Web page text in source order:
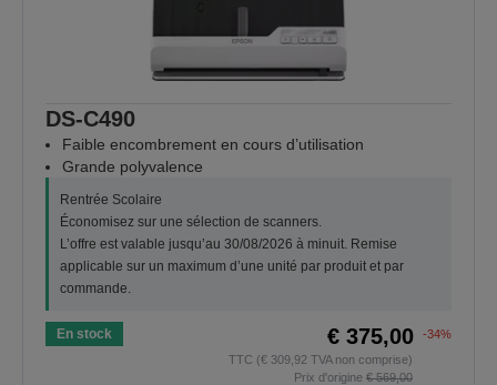
DS-C490
Faible encombrement en cours d’utilisation
Grande polyvalence
Rentrée Scolaire
Économisez sur une sélection de scanners.
L’offre est valable jusqu’au 30/08/2026 à minuit. Remise
applicable sur un maximum d’une unité par produit et par
commande.
En stock € 375,00
-34%
TTC (€ 309,92 TVA non comprise)
Prix d'origine € 569,00